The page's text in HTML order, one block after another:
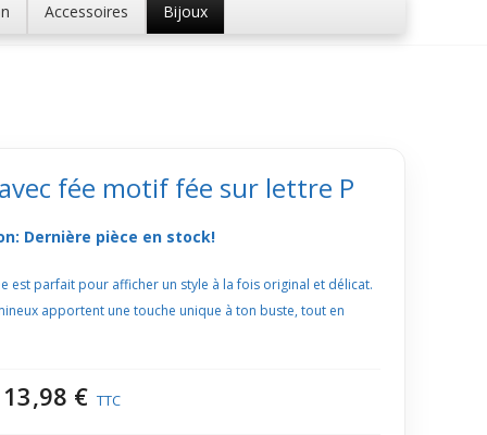
Accessoires Bijoux
fée motif fée sur lettre P
Dernière pièce en stock!
est parfait pour afficher un style à la fois original et délicat.
apportent une touche unique à ton buste, tout en
13,98 € TTC